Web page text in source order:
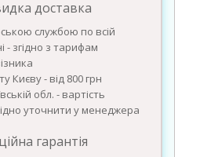
доставка
службою по всій
- згідно з тарифам
Києву - від 800 грн
обл. - вартість
уточнити у менеджера
гарантія